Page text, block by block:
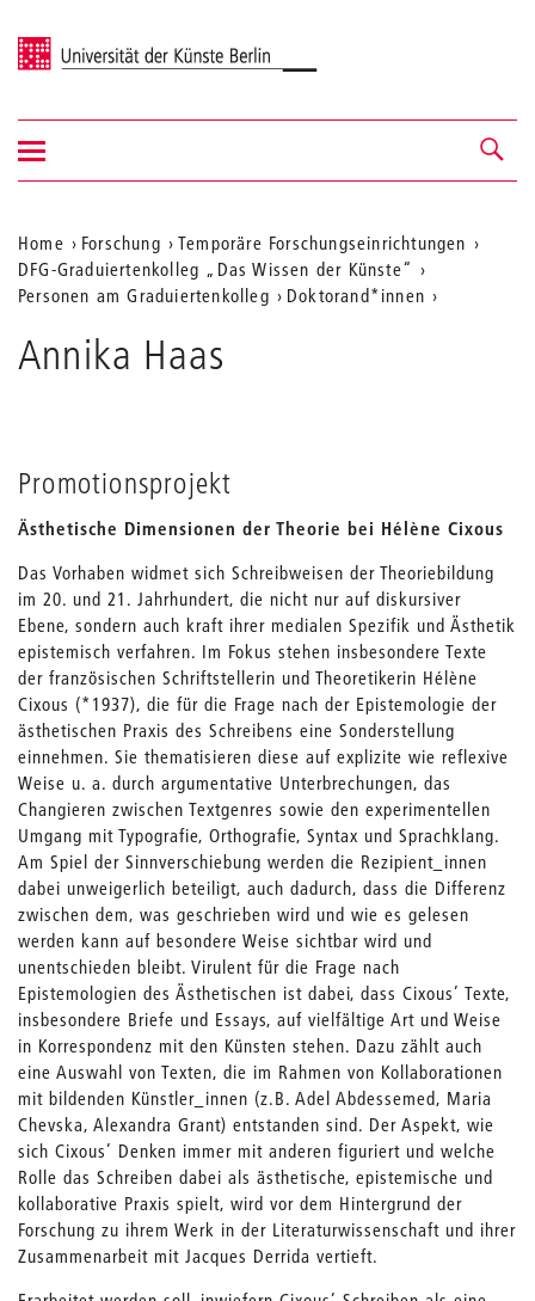
Universität der Künste Berlin
Navigation &
Suche
Navigation
ein-/ausblenden
Aktuelle
Position
der
Home Forschung
Temporäre Forschungseinrichtungen
DFG-Graduiertenkolleg „Das Wissen der Künste“
Personen am Graduiertenkolleg
Doktorand*innen
Annika Haas
Promotionsprojekt
Ästhetische Dimensionen der Theorie bei Hélène Cixous
Das Vorhaben widmet sich Schreibweisen der Theoriebildung
im 20. und 21. Jahrhundert, die nicht nur auf diskursiver
Ebene, sondern auch kraft ihrer medialen Spezifik und Ästhetik
epistemisch verfahren. Im Fokus stehen insbesondere Texte
der französischen Schriftstellerin und Theoretikerin Hélène
Cixous (*1937), die für die Frage nach der Epistemologie der
ästhetischen Praxis des Schreibens eine Sonderstellung
einnehmen. Sie thematisieren diese auf explizite wie reflexive
Weise u. a. durch argumentative Unterbrechungen, das
Changieren zwischen Textgenres sowie den experimentellen
Umgang mit Typografie, Orthografie, Syntax und Sprachklang.
Am Spiel der Sinnverschiebung werden die Rezipient_innen
dabei unweigerlich beteiligt, auch dadurch, dass die Differenz
zwischen dem, was geschrieben wird und wie es gelesen
werden kann auf besondere Weise sichtbar wird und
unentschieden bleibt. Virulent für die Frage nach
Epistemologien des Ästhetischen ist dabei, dass Cixous’ Texte,
insbesondere Briefe und Essays, auf vielfältige Art und Weise
in Korrespondenz mit den Künsten stehen. Dazu zählt auch
eine Auswahl von Texten, die im Rahmen von Kollaborationen
mit bildenden Künstler_innen (z.B. Adel Abdessemed, Maria
Chevska, Alexandra Grant) entstanden sind. Der Aspekt, wie
sich Cixous’ Denken immer mit anderen figuriert und welche
Rolle das Schreiben dabei als ästhetische, epistemische und
kollaborative Praxis spielt, wird vor dem Hintergrund der
Forschung zu ihrem Werk in der Literaturwissenschaft und ihrer
Zusammenarbeit mit Jacques Derrida vertieft.